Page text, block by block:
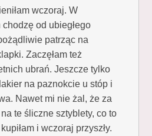
wczoraj. W
chodzę od ubiegłego
patrząc na
Zaczęłam też
ubrań. Jeszcze tylko
na paznokcie u stóp i
Nawet mi nie żal, że za
na te śliczne sztyblety, co to
i wczoraj przyszły.